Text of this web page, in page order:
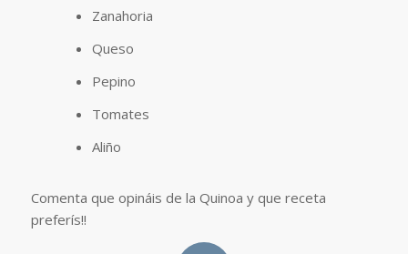
Zanahoria
Queso
Pepino
Tomates
Aliño
Comenta que opináis de la Quinoa y que receta
preferís!!